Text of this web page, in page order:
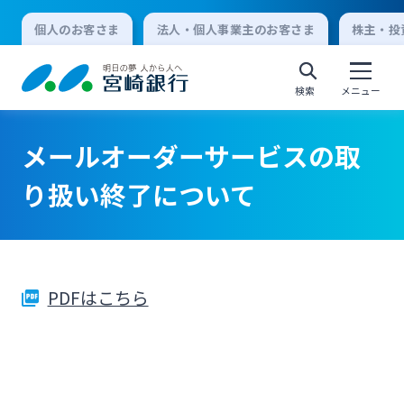
個人のお客さま 法人・個人事業主のお客さま 株主・
検索 メニュー
個人向けインターネットバンキング
ログオン
法人向けインターネットバンキング
メールオーダーサービスの取
り扱い終了について
PDFはこちら